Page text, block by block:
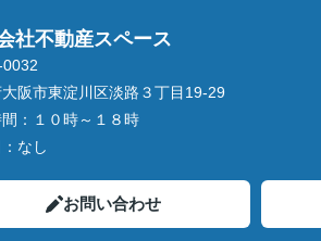
社不動産スペース
阪市東淀川区淡路３丁目19-29
： １０時～１８時
なし
お問い合わせ